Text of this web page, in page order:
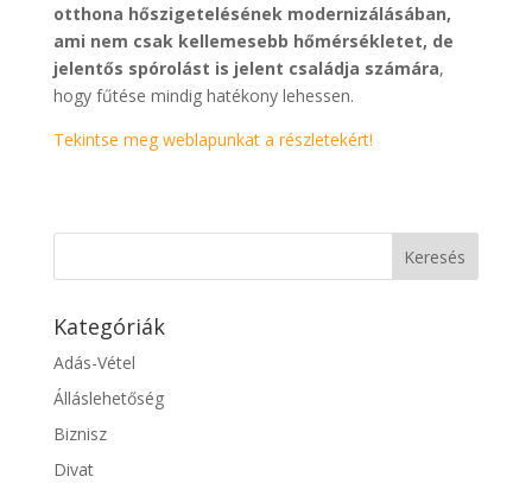
otthona hőszigetelésének modernizálásában,
ami nem csak kellemesebb hőmérsékletet, de
jelentős spórolást is jelent családja számára,
hogy fűtése mindig hatékony lehessen.
Tekintse meg weblapunkat a részletekért!
Kategóriák
Adás-Vétel
Álláslehetőség
Biznisz
Divat